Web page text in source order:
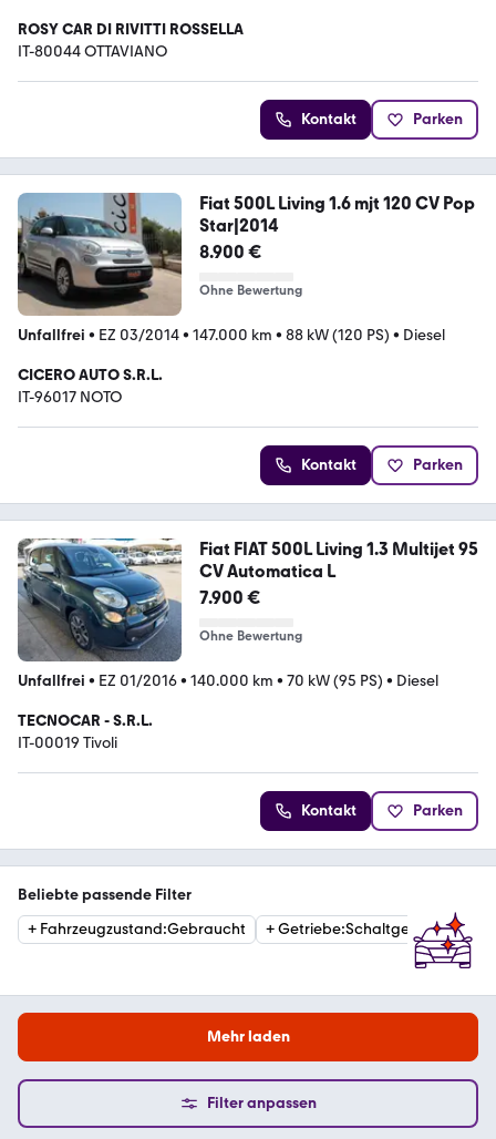
ROSY CAR DI RIVITTI ROSSELLA
IT-80044 OTTAVIANO
Kontakt Parken
Fiat 500L Living 1.6 mjt 120 CV Pop
Star|2014
8.900 €
Ohne Bewertung
Unfallfrei • EZ 03/2014• 147.000 km • 88 kW (120 PS) • Diesel
CICERO AUTO S.R.L.
IT-96017 NOTO
Kontakt Parken
Fiat FIAT 500L Living 1.3 Multijet 95
CV Automatica L
7.900 €
Ohne Bewertung
Unfallfrei • EZ 01/2016• 140.000 km • 70 kW (95 PS) • Diesel
TECNOCAR - S.R.L.
IT-00019 Tivoli
Kontakt Parken
Beliebte passende Filter
+ Fahrzeugzustand:Gebraucht +Getriebe:Schaltgetriebe
Mehr laden
Filter anpassen